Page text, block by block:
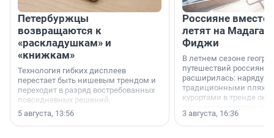
Петербуржцы
возвращаются к
«раскладушкам» и
«книжкам»
Технология гибких дисплеев
перестает быть нишевым трендом и
переходит в разряд востребованных
повседневных решений.
5 августа, 13:56
Россияне вместо
летят на
Фиджи
В летнем сезоне
путешествий россиян
расширилась: наряду с
традиционными
курортами в тренде
острова Африки и Азии,
свидетельствуют
3 августа, 16:36